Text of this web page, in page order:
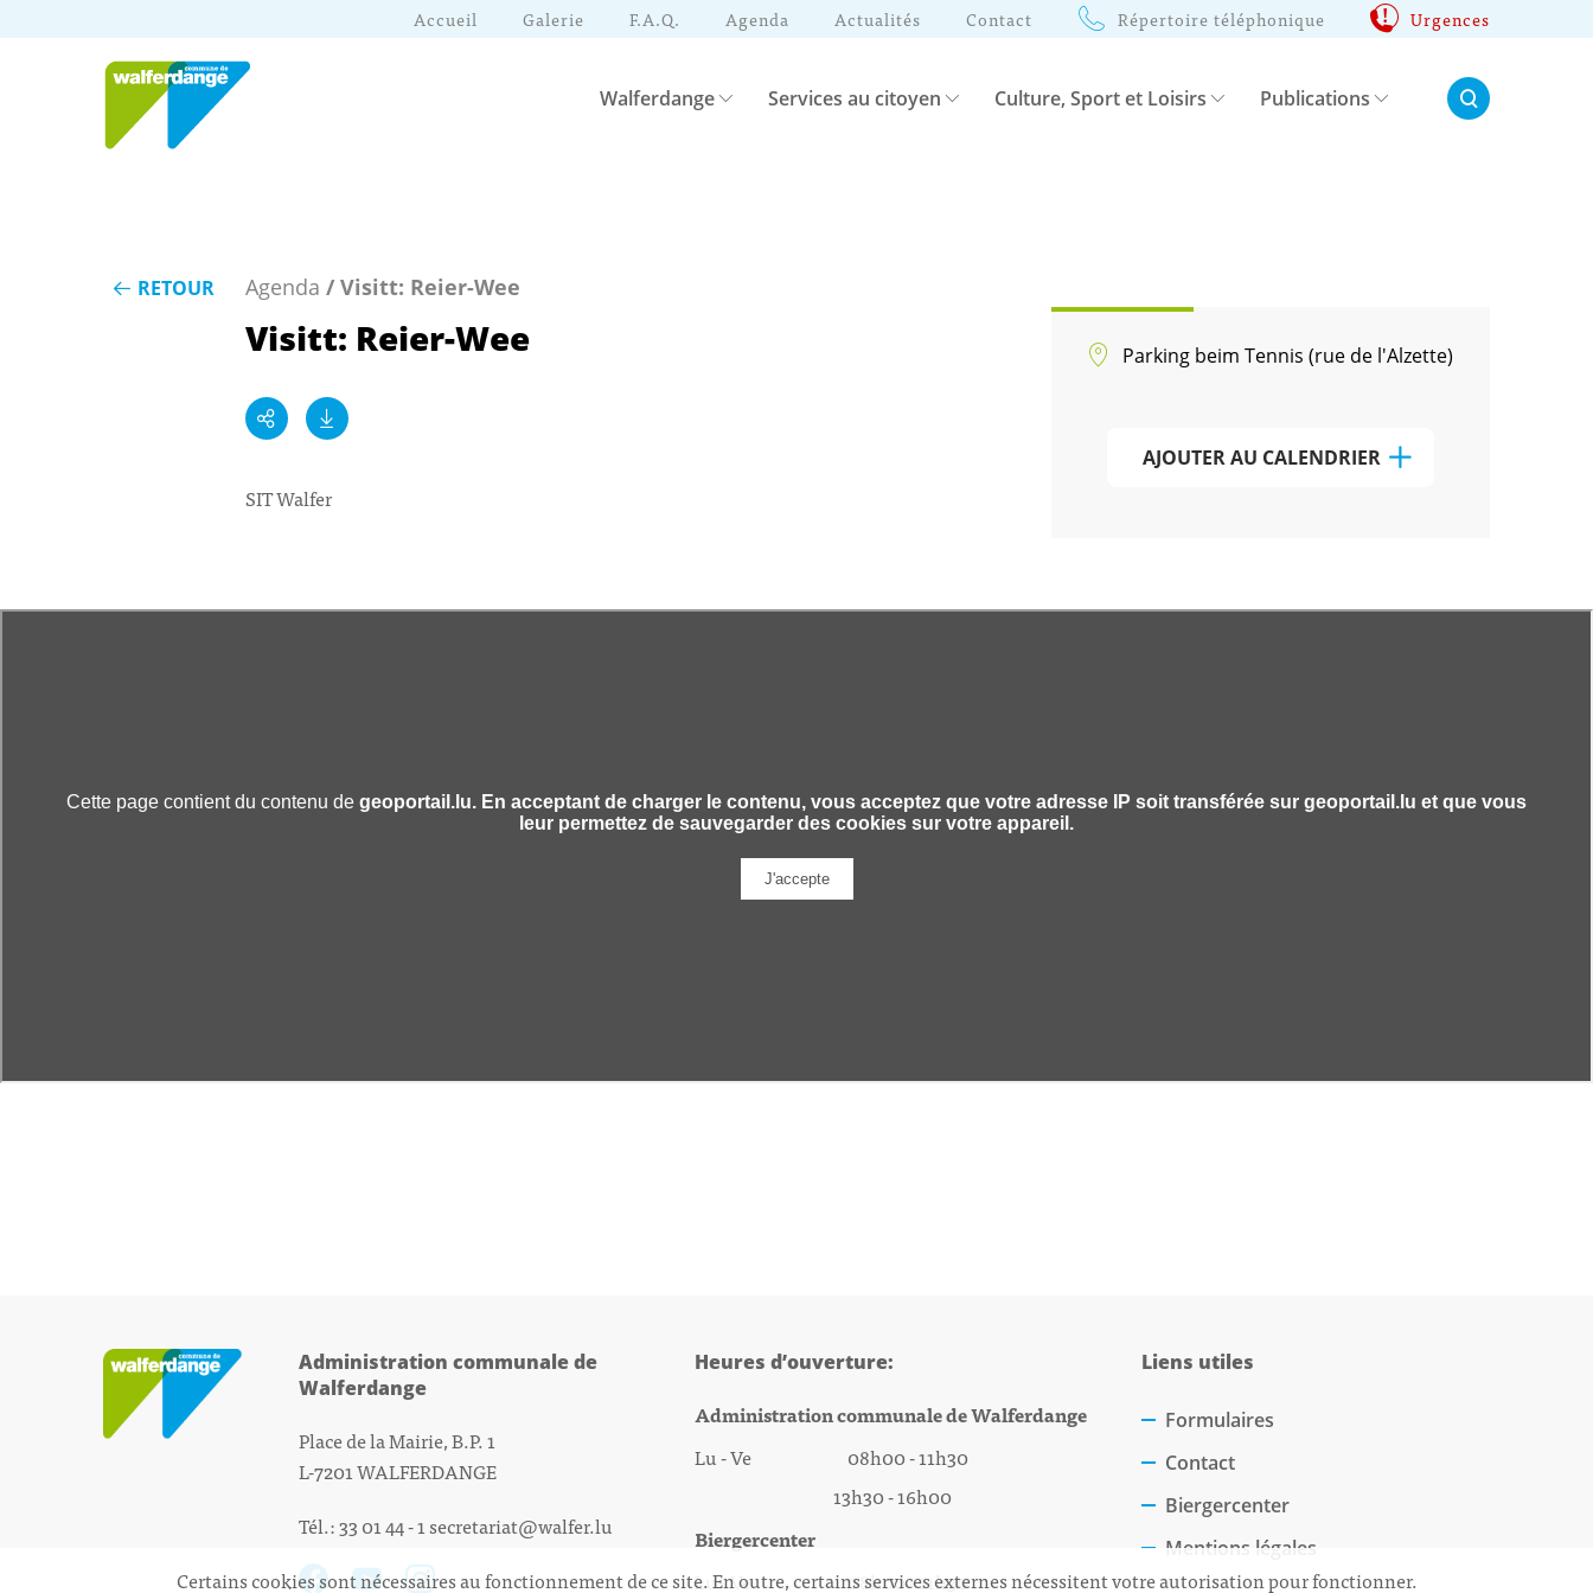
Accueil Galerie F.A.Q. Agenda Actualités Contact Répertoire téléphonique Urgences
Walferdange Services au citoyen Culture, Sport et Loisirs Publications Rechercher:
RETOUR Agenda / Visitt: Reier-Wee
Visitt: Reier-Wee
SIT Walfer
Parking beim Tennis (rue de l'Alzette)
AJOUTER AU CALENDRIER
Administration communale de
Walferdange
Place de la Mairie, B.P. 1
L-7201 WALFERDANGE
Tél.: 33 01 44 - 1secretariat@walfer.lu
Heures d’ouverture:
Administration communale de Walferdange
Lu - Ve 08h00 - 11h30
13h30 - 16h00
Biergercenter
Lu - Ve 08h00 - 11h30
Liens utiles
Formulaires
Contact
Biergercenter
Mentions légales
Certains cookies sont nécessaires au fonctionnement de ce site. En outre, certains services externes nécessitent votre autorisation pour fonctionner.